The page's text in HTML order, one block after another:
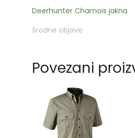
Deerhunter Chamois jakna
Srodne objave
Povezani